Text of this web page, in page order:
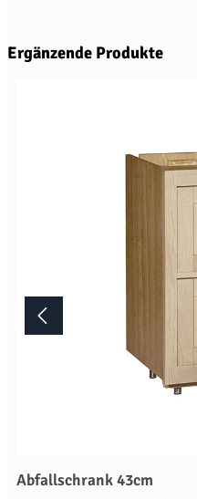
Neptune Möbelstück wird
der englischen Manufaktur
Produktes nicht authentisch
diesem Artikel beantworten wir
2381 97372-0,per E-Mail an
Terminabsprache persönlich in
Produktgalerie überspringen
Ergänzende Produkte
Abfallschrank 43cm